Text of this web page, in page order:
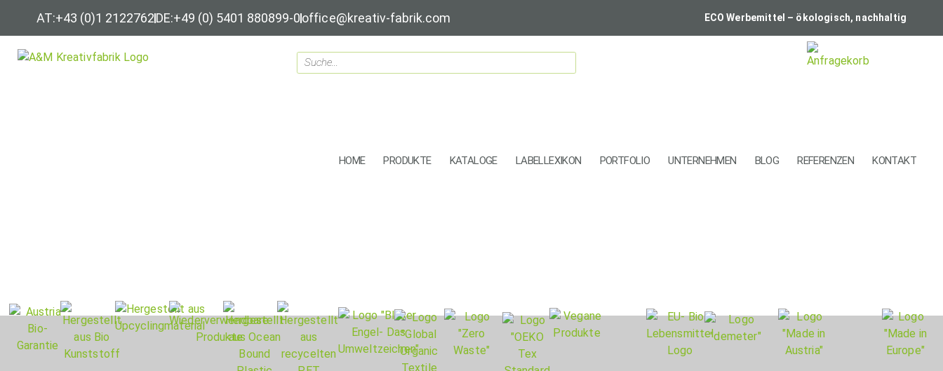
AT:+43 (0)1 2122762DE:+49 (0) 5401 880899-0office@kreativ-fabrik.com ECO Werbemittel – ökologisch, nachhaltig
HOME PRODUKTE KATALOGE LABELLEXIKON PORTFOLIO UNTERNEHMEN BLOG REFERENZEN KONTAKT